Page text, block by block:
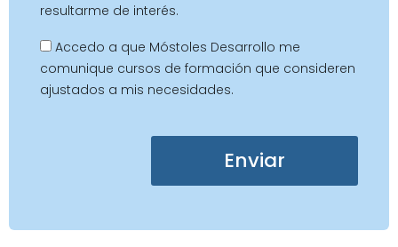
resultarme de interés.
Accedo a que Móstoles Desarrollo me
comunique cursos de formación que consideren
ajustados a mis necesidades.
Enviar